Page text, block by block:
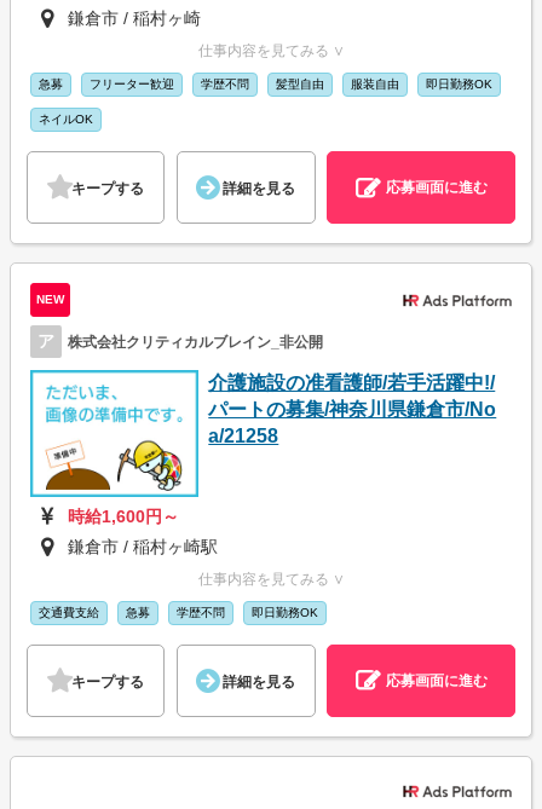
鎌倉市 / 稲村ヶ崎
仕事内容を見てみる ∨
急募 フリーター歓迎 学歴不問 髪型自由 服装自由 即日勤務OK
ネイルOK
キープする 詳細を見る 応募画面に進む
NEW
ア 株式会社クリティカルブレイン_非公開
介護施設の准看護師/若手活躍中!/
パートの募集/神奈川県鎌倉市/No
a/21258
時給1,600円～
鎌倉市 / 稲村ヶ崎駅
仕事内容を見てみる ∨
交通費支給 急募 学歴不問 即日勤務OK
キープする 詳細を見る 応募画面に進む